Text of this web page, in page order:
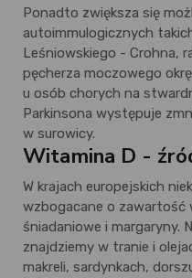
Ponadto zwiększa się
autoimmulogicznych
Leśniowskiego - Crohna,
pęcherza moczowego
u osób chorych na
Parkinsona występuje
w surowicy.
Witamina D -
W krajach europejskich
wzbogacane o zawartość
śniadaniowe i margaryny.
znajdziemy w tranie i
makreli, sardynkach,